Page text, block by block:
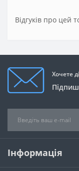
Відгуків про цей
Хочете
Інформація